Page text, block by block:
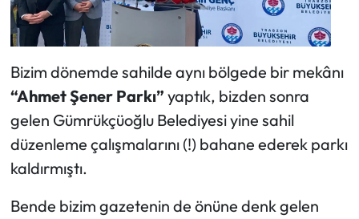
Bizim dönemde sahilde aynı bölgede bir mekânı
“Ahmet Şener Parkı” yaptık, bizden sonra
gelen Gümrükçüoğlu Belediyesi yine sahil
düzenleme çalışmalarını (!) bahane ederek parkı
kaldırmıştı.
Bende bizim gazetenin de önüne denk gelen